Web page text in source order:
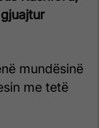
mundësinë
me tetë